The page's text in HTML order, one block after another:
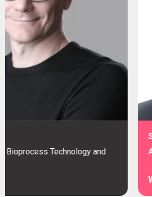
Affiliate Professor
Washington State